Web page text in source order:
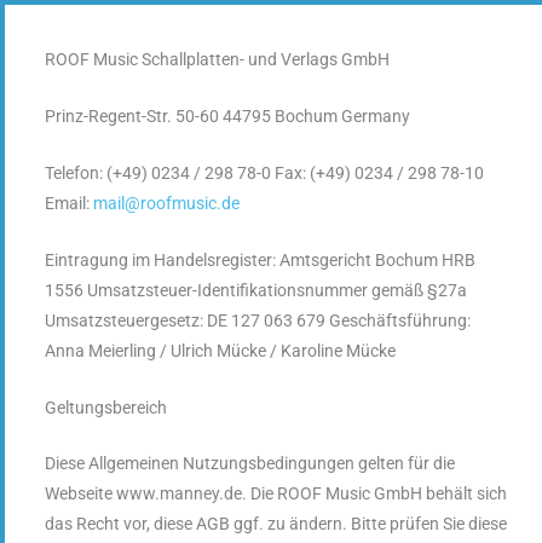
ROOF Music Schallplatten- und Verlags GmbH
Prinz-Regent-Str. 50-60 44795 Bochum Germany
Telefon: (+49) 0234 / 298 78-0 Fax: (+49) 0234 / 298 78-10
Email: mail@roofmusic.de
Eintragung im Handelsregister: Amtsgericht Bochum HRB
1556 Umsatzsteuer-Identifikationsnummer gemäß §27a
Umsatzsteuergesetz: DE 127 063 679 Geschäftsführung:
Anna Meierling / Ulrich Mücke / Karoline Mücke
Geltungsbereich
Diese Allgemeinen Nutzungsbedingungen gelten für die
Webseite www.manney.de. Die ROOF Music GmbH behält sich
das Recht vor, diese AGB ggf. zu ändern. Bitte prüfen Sie diese